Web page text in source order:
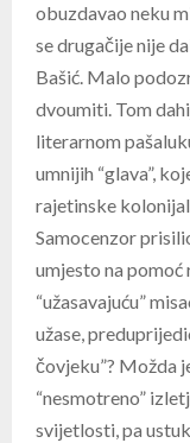
obuzdavao neku
se drugačije nije
Bašić. Malo
dvoumiti. Tom
literarnom
umnijih “glava”,
rajetinske
Samocenzor
umjesto na pomoć
“užasavajuću”
užase,
čovjeku”? Možda
“nesmotreno”
svijetlosti, pa